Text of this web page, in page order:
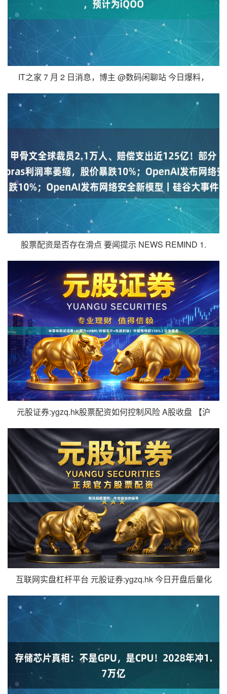
IT之家 7 月 2 日消息，博主 @数码闲聊站 今日爆料，
股票配资是否存在滑点 要闻提示 NEWS REMIND 1.
元股证券:ygzq.hk股票配资如何控制风险 A股收盘 【沪
互联网实盘杠杆平台 元股证券:ygzq.hk 今日开盘后量化